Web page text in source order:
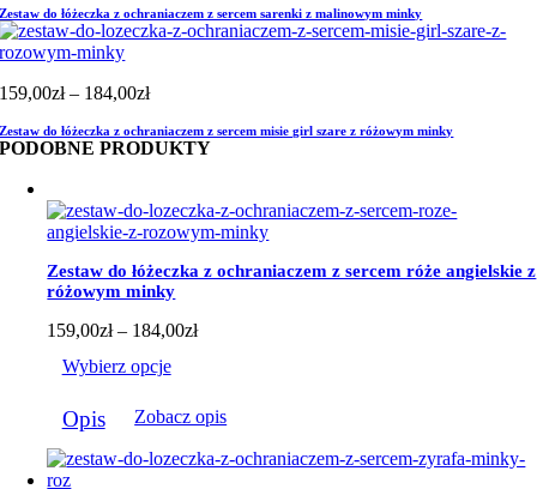
od
159,00zł
Zestaw do łóżeczka z ochraniaczem z sercem sarenki z malinowym minky
159,00zł – 184,00złZakres
od
159,00zł
184,00zł
Zestaw do łóżeczka z ochraniaczem z sercem misie girl szare z różowym minky
PODOBNE PRODUKTY
Zestaw do łóżeczka z ochraniaczem z sercem róże angielskie z
różowym minky
159,00zł – 184,00złZakres
do
Wybierz opcje
produkt
ma
wiele
Opis Zobacz opis